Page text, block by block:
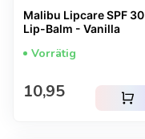
Malibu Lipcare SPF 30
Lip-Balm - Vanilla
Vorrätig
Regulärer Preis
10,95 shopping_cart